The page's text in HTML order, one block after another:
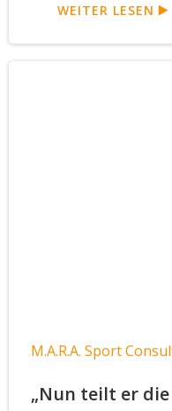
WEITER LESEN
M.A.R.A. Sport
„Nun teilt er